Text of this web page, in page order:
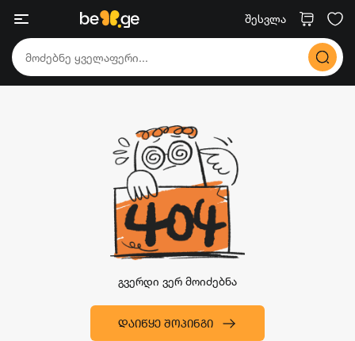
შესვლა
გვერდი ვერ მოიძებნა
ᲓᲐᲘᲬᲧᲔ ᲨᲝᲞᲘᲜᲒᲘ